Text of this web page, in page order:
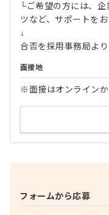
└ご希望の方には、
ツなど、サポートを
↓
合否を採用事務局よ
面接地
※面接はオンライン
フォームから応募